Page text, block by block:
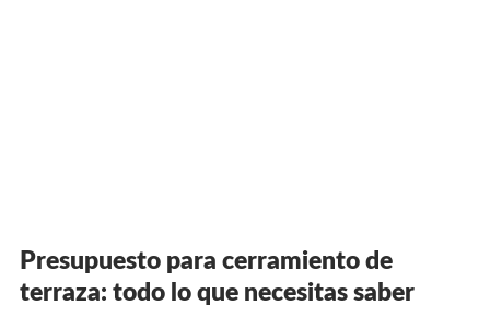
Presupuesto para cerramiento de
terraza: todo lo que necesitas saber